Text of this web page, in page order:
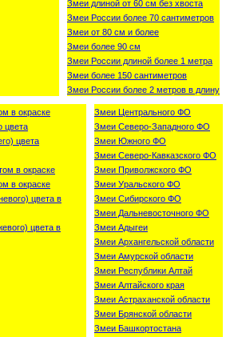
Змеи длиной от 60 см без хвоста
Змеи России более 70 сантиметров
Змеи от 80 см и более
Змеи более 90 см
Змеи России длиной более 1 метра
Змеи более 150 сантиметров
Змеи России более 2 метров в длину
в окраске
цвета
цвета
в окраске
в окраске
цвета в
цвета в
Змеи Центрального ФО
Змеи Северо-Западного ФО
Змеи Южного ФО
Змеи Северо-Кавказского ФО
Змеи Приволжского ФО
Змеи Уральского ФО
Змеи Сибирского ФО
Змеи Дальневосточного ФО
Змеи Адыгеи
Змеи Архангельской области
Змеи Амурской области
Змеи Республики Алтай
Змеи Алтайского края
Змеи Астраханской области
Змеи Брянской области
Змеи Башкортостана